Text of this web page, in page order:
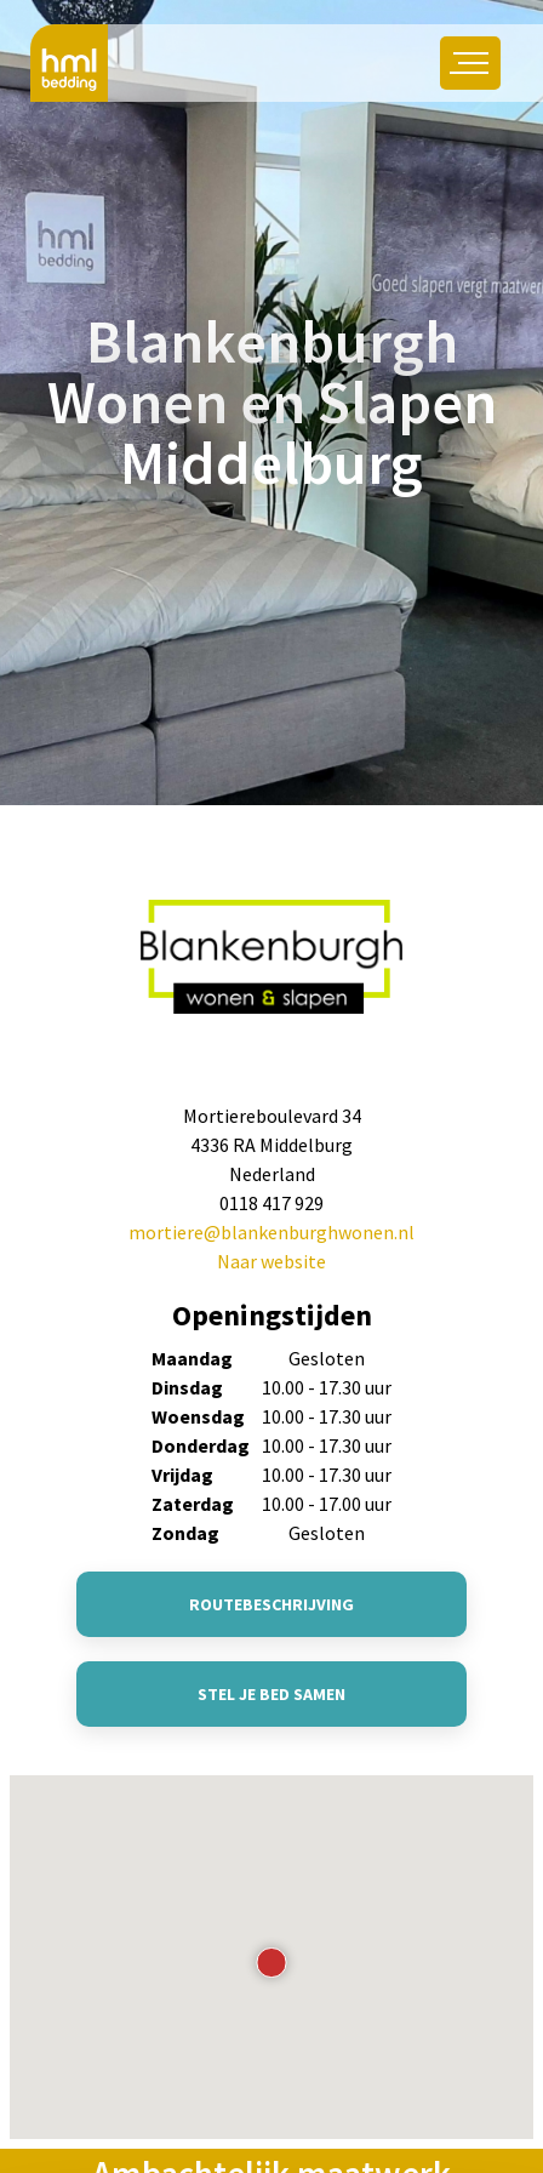
Blankenburgh
Wonen en Slapen
Middelburg
Mortiereboulevard 34
4336 RA Middelburg
Nederland
0118 417 929
mortiere@blankenburghwonen.nl
Naar website
Openingstijden
Maandag
Gesloten
Dinsdag
10.00 - 17.30 uur
Woensdag
10.00 - 17.30 uur
Donderdag 10.00 - 17.30 uur
Vrijdag
10.00 - 17.30 uur
Zaterdag
10.00 - 17.00 uur
Zondag
Gesloten
ROUTEBESCHRIJVING
STEL JE BED SAMEN